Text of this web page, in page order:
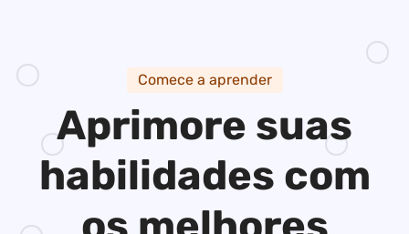
Comece a aprender
Aprimore suas
habilidades com